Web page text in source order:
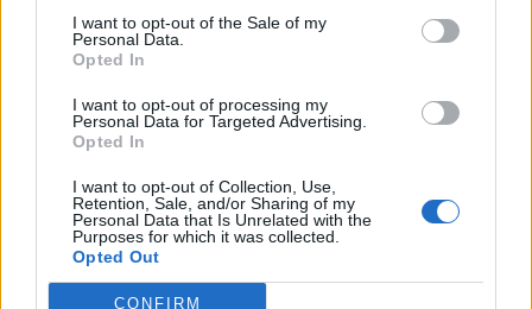
I want to opt-out of the Sale of my
Personal Data.
Opted In
I want to opt-out of processing my
Personal Data for Targeted Advertising.
Opted In
I want to opt-out of Collection, Use,
Retention, Sale, and/or Sharing of my
Personal Data that Is Unrelated with the
Purposes for which it was collected.
Opted Out
CONFIRM
Fenyő Iván és Fűzy Gábor beszélgetése Szombathelyen